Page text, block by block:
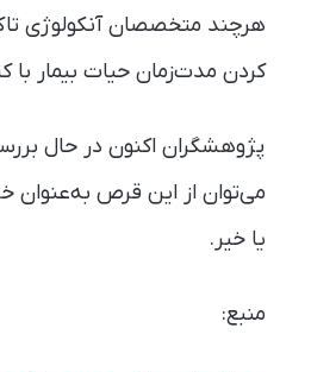
هرچند متخصصان آنکولوژی
کردن مدت‌زمان حیات بیمار
پژوهشگران اکنون در حال
یا خیر.
منبع: